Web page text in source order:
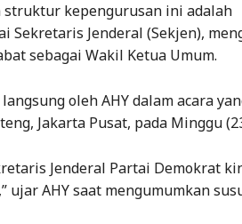
kepengurusan ini adalah
Sekretaris Jenderal (Sekjen),
sebagai Wakil Ketua Umum.
oleh AHY dalam acara
Jakarta Pusat, pada Minggu
Jenderal Partai Demokrat
ujar AHY saat mengumumkan